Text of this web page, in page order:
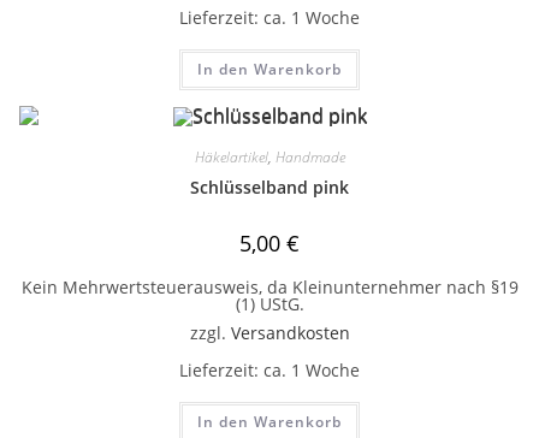
Lieferzeit: ca. 1 Woche
In den Warenkorb
Häkelartikel, Handmade
Schlüsselband pink
5,00 €
Kein Mehrwertsteuerausweis, da Kleinunternehmer nach §19
(1) UStG.
zzgl. Versandkosten
Lieferzeit: ca. 1 Woche
In den Warenkorb